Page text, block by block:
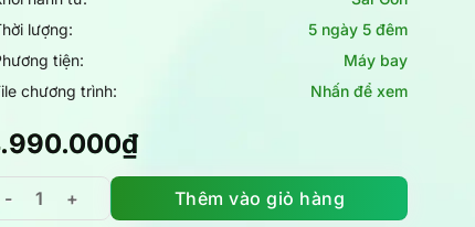
lượng:
5 ngày 5 đêm
tiện:
Máy bay
chương trình:
Nhấn để xem
₫
Khám phá Hàn Quốc: Tour Seoul Nami Everland 5N5Đ
Thêm vào giỏ hàng